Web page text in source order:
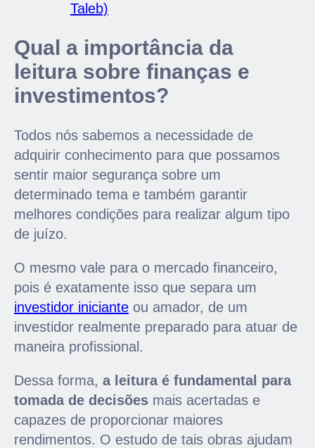
Taleb)
Qual a importância da
leitura sobre finanças e
investimentos?
Todos nós sabemos a necessidade de
adquirir conhecimento para que possamos
sentir maior segurança sobre um
determinado tema e também garantir
melhores condições para realizar algum tipo
de juízo.
O mesmo vale para o mercado financeiro,
pois é exatamente isso que separa um
investidor iniciante ou amador, de um
investidor realmente preparado para atuar de
maneira profissional.
Dessa forma, a leitura é fundamental para
tomada de decisões mais acertadas e
capazes de proporcionar maiores
rendimentos. O estudo de tais obras ajudam